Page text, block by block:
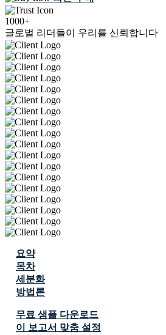
1000+
글로벌 리더들이 우리를 신뢰합니다
요약
목차
세분화
방법론
무료 샘플 다운로드
이 보고서 맞춤 설정